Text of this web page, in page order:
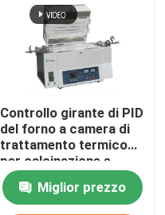
Controllo girante di PID
del forno a camera di
trattamento termico
per calcinazione e
l'essiccazione del
laboratorioMiglior prezzo